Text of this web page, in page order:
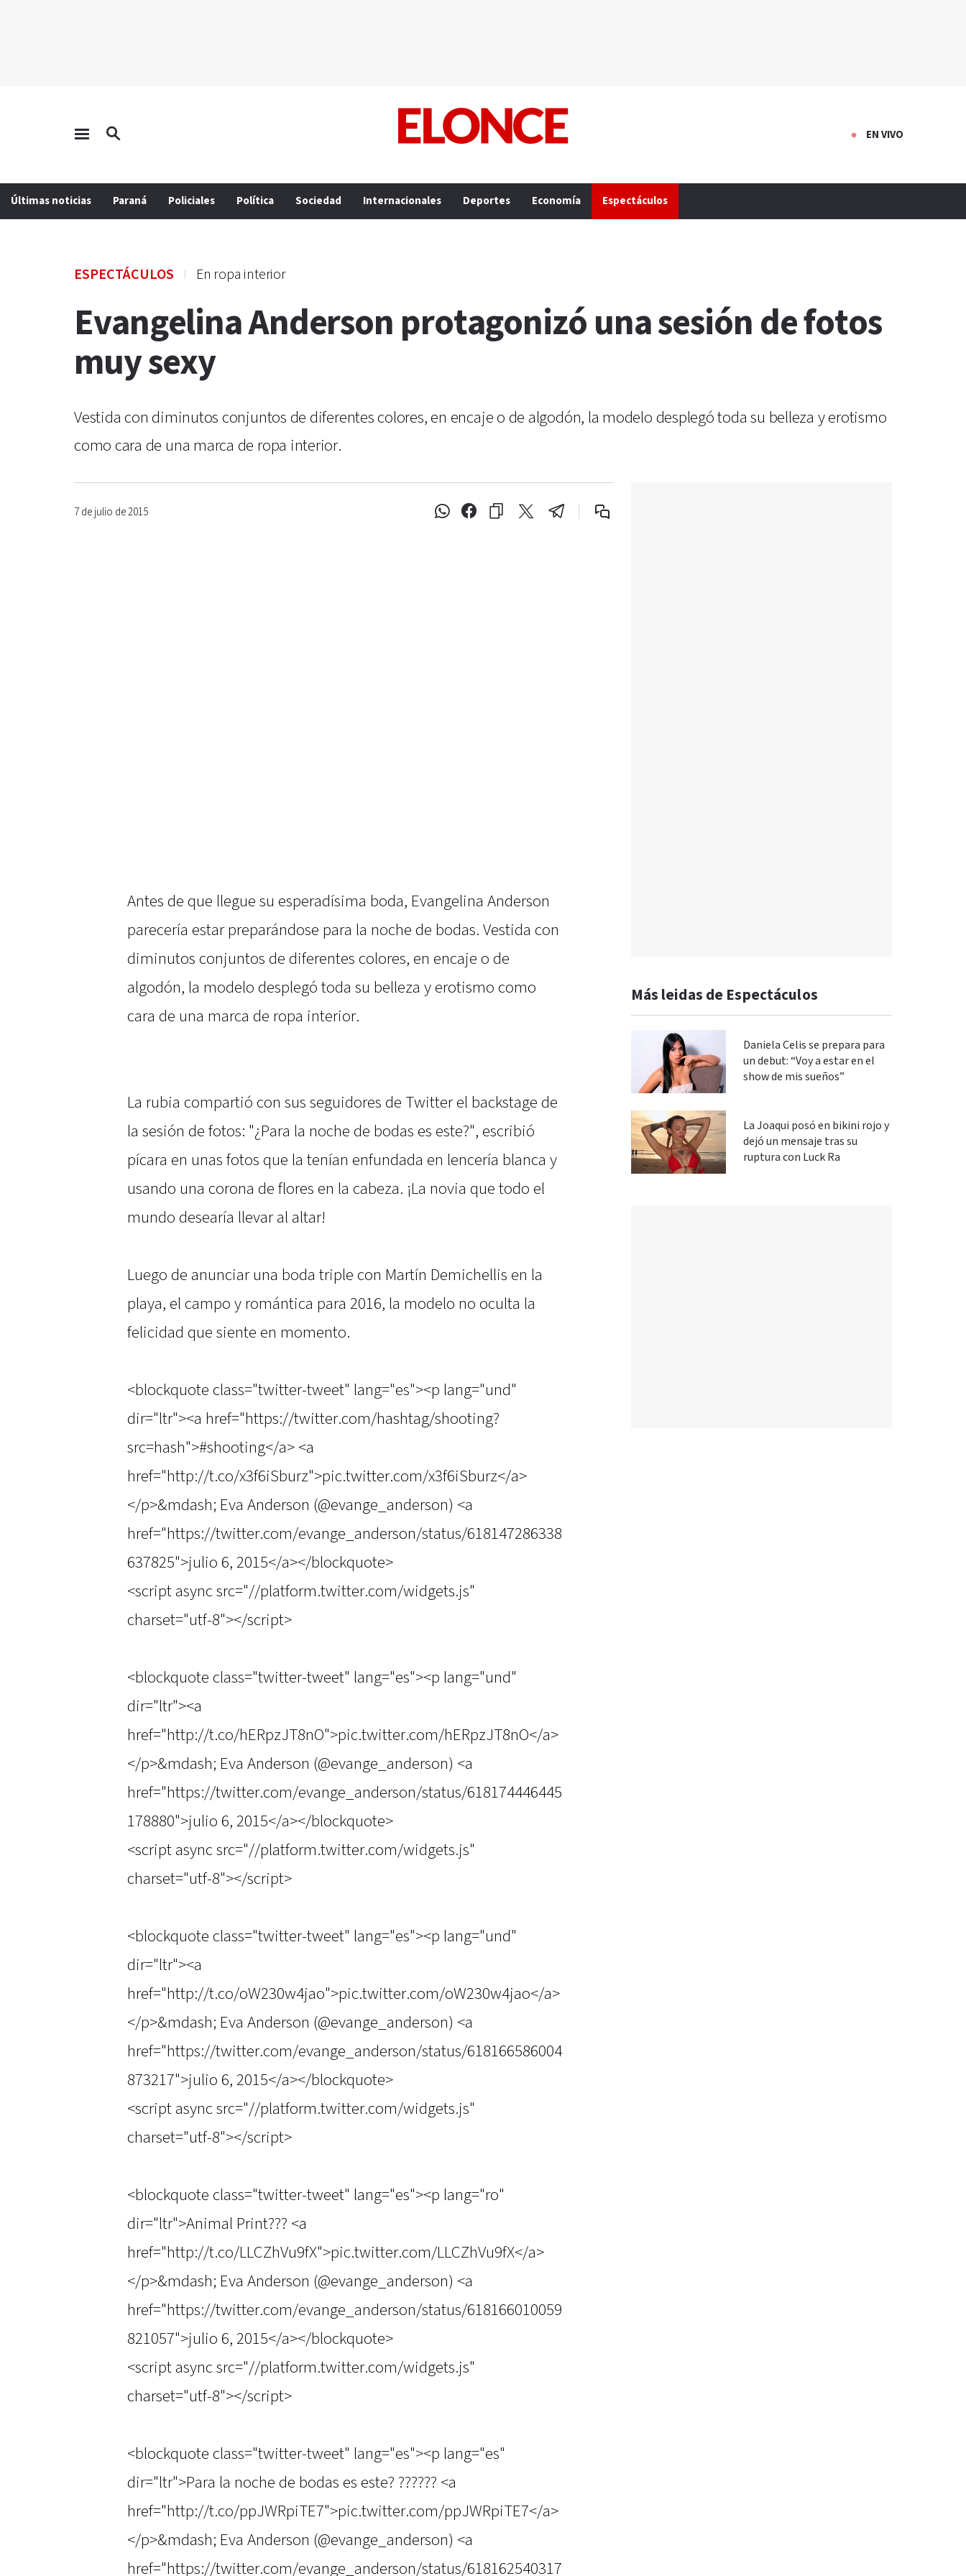
EN VIVO
Últimas noticias Paraná Policiales Política Sociedad Internacionales Deportes Economía Espectáculos
ESPECTÁCULOS En ropa interior
Evangelina Anderson protagonizó una sesión de fotos
muy sexy
Vestida con diminutos conjuntos de diferentes colores, en encaje o de algodón, la modelo desplegó toda su belleza y erotismo
como cara de una marca de ropa interior.
7 de julio de 2015
Antes de que llegue su esperadísima boda, Evangelina Anderson
parecería estar preparándose para la noche de bodas. Vestida con
diminutos conjuntos de diferentes colores, en encaje o de
algodón, la modelo desplegó toda su belleza y erotismo como
cara de una marca de ropa interior.
La rubia compartió con sus seguidores de Twitter el backstage de
la sesión de fotos: "¿Para la noche de bodas es este?", escribió
pícara en unas fotos que la tenían enfundada en lencería blanca y
usando una corona de flores en la cabeza. ¡La novia que todo el
mundo desearía llevar al altar!
Luego de anunciar una boda triple con Martín Demichellis en la
playa, el campo y romántica para 2016, la modelo no oculta la
felicidad que siente en momento.
<blockquote class="twitter-tweet" lang="es"><p lang="und"
dir="ltr"><a href="https://twitter.com/hashtag/shooting?
src=hash">#shooting</a> <a
href="http://t.co/x3f6iSburz">pic.twitter.com/x3f6iSburz</a>
</p>&mdash; Eva Anderson (@evange_anderson) <a
href="https://twitter.com/evange_anderson/status/618147286338
637825">julio 6, 2015</a></blockquote>
<script async src="//platform.twitter.com/widgets.js"
charset="utf-8"></script>
<blockquote class="twitter-tweet" lang="es"><p lang="und"
dir="ltr"><a
href="http://t.co/hERpzJT8nO">pic.twitter.com/hERpzJT8nO</a>
</p>&mdash; Eva Anderson (@evange_anderson) <a
href="https://twitter.com/evange_anderson/status/618174446445
178880">julio 6, 2015</a></blockquote>
<script async src="//platform.twitter.com/widgets.js"
charset="utf-8"></script>
<blockquote class="twitter-tweet" lang="es"><p lang="und"
dir="ltr"><a
href="http://t.co/oW230w4jao">pic.twitter.com/oW230w4jao</a>
</p>&mdash; Eva Anderson (@evange_anderson) <a
href="https://twitter.com/evange_anderson/status/618166586004
873217">julio 6, 2015</a></blockquote>
<script async src="//platform.twitter.com/widgets.js"
charset="utf-8"></script>
<blockquote class="twitter-tweet" lang="es"><p lang="ro"
dir="ltr">Animal Print??? <a
href="http://t.co/LLCZhVu9fX">pic.twitter.com/LLCZhVu9fX</a>
</p>&mdash; Eva Anderson (@evange_anderson) <a
href="https://twitter.com/evange_anderson/status/618166010059
821057">julio 6, 2015</a></blockquote>
<script async src="//platform.twitter.com/widgets.js"
charset="utf-8"></script>
<blockquote class="twitter-tweet" lang="es"><p lang="es"
dir="ltr">Para la noche de bodas es este? ?????? <a
href="http://t.co/ppJWRpiTE7">pic.twitter.com/ppJWRpiTE7</a>
</p>&mdash; Eva Anderson (@evange_anderson) <a
href="https://twitter.com/evange_anderson/status/618162540317
Más leidas de Espectáculos
Daniela Celis se prepara para
un debut: “Voy a estar en el
show de mis sueños”
La Joaqui posó en bikini rojo y
dejó un mensaje tras su
ruptura con Luck Ra